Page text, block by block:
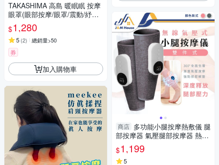
TAKASHIMA 高島 暖眠眠 按摩
眼罩(眼部按摩/眼罩/震動/紓壓/
熱敷/禮物/M-203)
$1,280
5 (2) 總銷量>50
券
加入購物車
商店 多功能小腿按摩熱敷儀 腿
部按摩器 氣壓腿部按摩器 熱敷
美腿按摩器 小腿按摩器 雙入
$1,199
5